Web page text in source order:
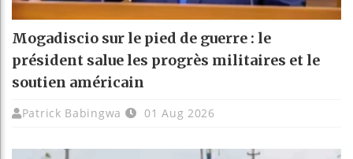
Mogadiscio sur le pied de guerre : le
président salue les progrès militaires et le
soutien américain
Patrick Babingwa 01 Aug 2026